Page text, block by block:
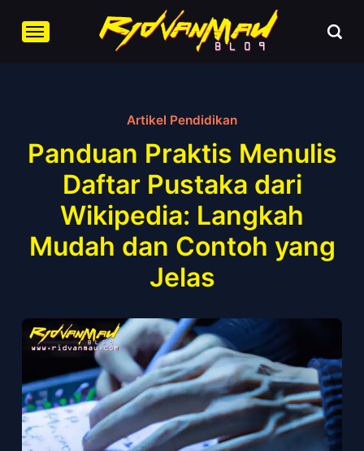
Artikel Pendidikan
Panduan Praktis Menulis
Daftar Pustaka dari
Wikipedia: Langkah
Mudah dan Contoh yang
Jelas